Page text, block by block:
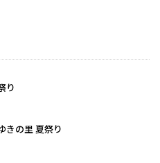
り
きの里 夏祭り